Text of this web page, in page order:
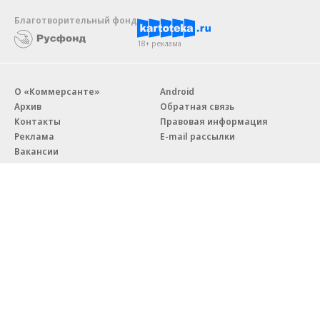
Благотворительный фонд
18+ реклама
О «Коммерсанте»
Архив
Контакты
Реклама
Вакансии
Android
Обратная связь
Правовая информация
E-mail рассылки